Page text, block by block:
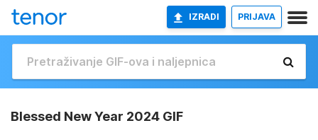
IZRADI PRIJAVA
Blessed New Year 2024 GIF